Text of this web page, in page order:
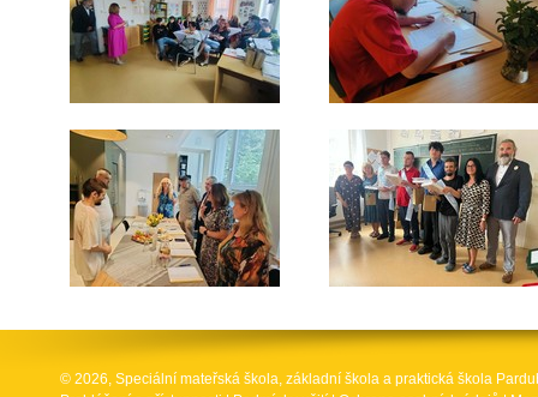
© 2026, Speciální mateřská škola, základní škola a praktická škola